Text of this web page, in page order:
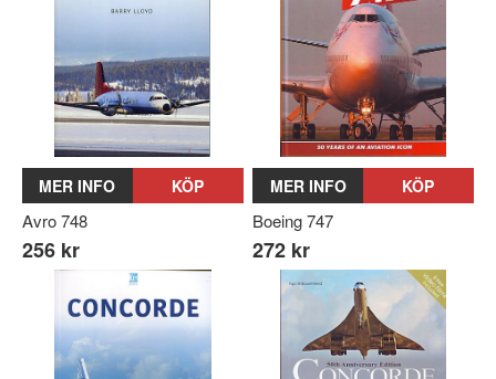
MER INFO KÖP
Avro 748
256 kr
MER INFO KÖP
Boeing 747
272 kr